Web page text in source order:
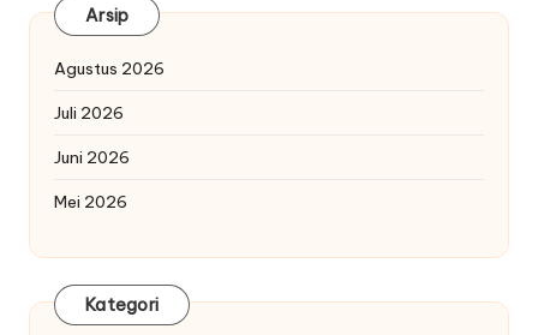
Arsip
Agustus 2026
Juli 2026
Juni 2026
Mei 2026
Kategori